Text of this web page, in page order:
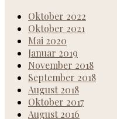
Oktober 2022
Oktober 2021
Mai 2020
Januar 2019
November 2018
September 2018
August 2018
Oktober 2017
August 2016